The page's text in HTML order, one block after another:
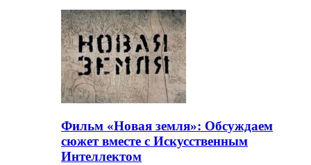
Фильм «Новая земля»: Обсуждаем
сюжет вместе с Искусственным
Интеллектом